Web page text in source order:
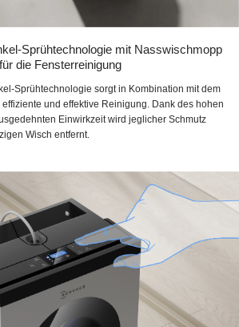
Sprühtechnologie mit Nasswischmopp
für die Fensterreinigung
Sprühtechnologie sorgt in Kombination mit dem
und effektive Reinigung. Dank des hohen
Einwirkzeit wird jeglicher Schmutz
Wisch entfernt.